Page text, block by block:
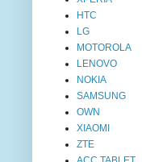
HTC
LG
MOTOROLA
LENOVO
NOKIA
SAMSUNG
OWN
XIAOMI
ZTE